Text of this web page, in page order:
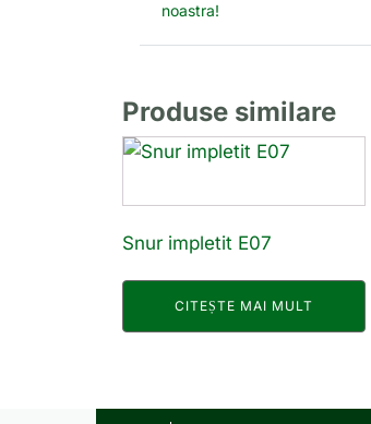
noastra!
Produse similare
Snur impletit E07
CITEȘTE MAI MULT